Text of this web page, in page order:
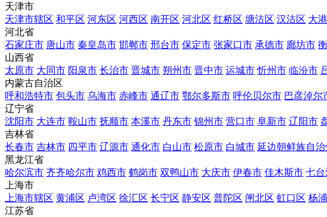
天津市
天津市辖区 和平区 河东区 河西区 南开区 河北区 红桥区 塘沽区 汉沽区 大
河北省
石家庄市 唐山市 秦皇岛市 邯郸市 邢台市 保定市 张家口市 承德市 廊坊市
山西省
太原市 大同市 阳泉市 长治市 晋城市 朔州市 晋中市 运城市 忻州市 临汾市
内蒙古自治区
呼和浩特市 包头市 乌海市 赤峰市 通辽市 鄂尔多斯市 呼伦贝尔市 巴彦淖尔
辽宁省
沈阳市 大连市 鞍山市 抚顺市 本溪市 丹东市 锦州市 营口市 阜新市 辽阳市
吉林省
长春市 吉林市 四平市 辽源市 通化市 白山市 松原市 白城市 延边朝鲜族自治
黑龙江省
哈尔滨市 齐齐哈尔市 鸡西市 鹤岗市 双鸭山市 大庆市 伊春市 佳木斯市 七
上海市
上海市辖区 黄浦区 卢湾区 徐汇区 长宁区 静安区 普陀区 闸北区 虹口区 杨
江苏省